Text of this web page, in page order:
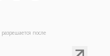
разрешается после